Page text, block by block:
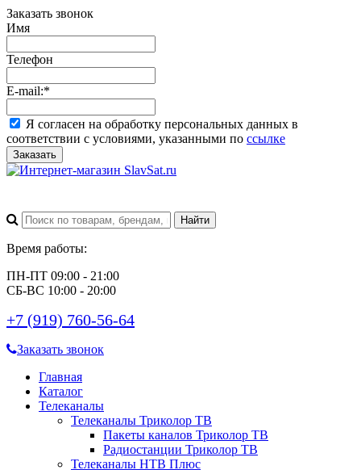
Заказать звонок
Имя
Телефон
E-mail:*
Я согласен на обработку персональных данных в
соответствии с условиями, указанными по ссылке
Заказать
Время работы:
ПН-ПТ 09:00 - 21:00
СБ-ВС 10:00 - 20:00
+7 (919) 760-56-64
Заказать звонок
Главная
Каталог
Телеканалы
Телеканалы Триколор ТВ
Пакеты каналов Триколор ТВ
Радиостанции Триколор ТВ
Телеканалы НТВ Плюс